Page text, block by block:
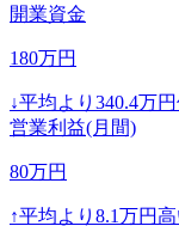
開業資金
180万円
↓平均より 340.4万
営業利益(月間)
80万円
↑平均より 8.1万円